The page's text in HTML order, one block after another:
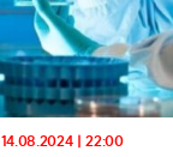
14.08.2024 | 22:00